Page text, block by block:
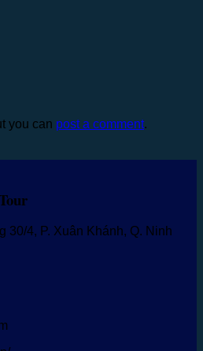
you can post a comment.
30/4, P. Xuân Khánh, Q. Ninh